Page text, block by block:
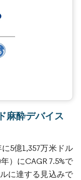
麻酔デバイス
5億1,357万米ドル
）にCAGR 7.5%で
に達する見込みで